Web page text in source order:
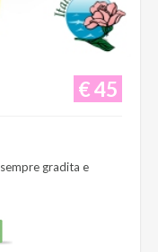
€ 45
gradita e